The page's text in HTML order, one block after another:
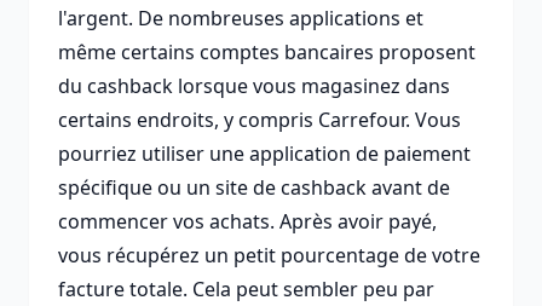
l'argent. De nombreuses applications et
même certains comptes bancaires proposent
du cashback lorsque vous magasinez dans
certains endroits, y compris Carrefour. Vous
pourriez utiliser une application de paiement
spécifique ou un site de cashback avant de
commencer vos achats. Après avoir payé,
vous récupérez un petit pourcentage de votre
facture totale. Cela peut sembler peu par